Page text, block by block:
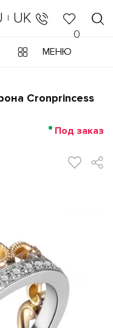
| UK
0
МЕНЮ
Cronprincess
Под заказ